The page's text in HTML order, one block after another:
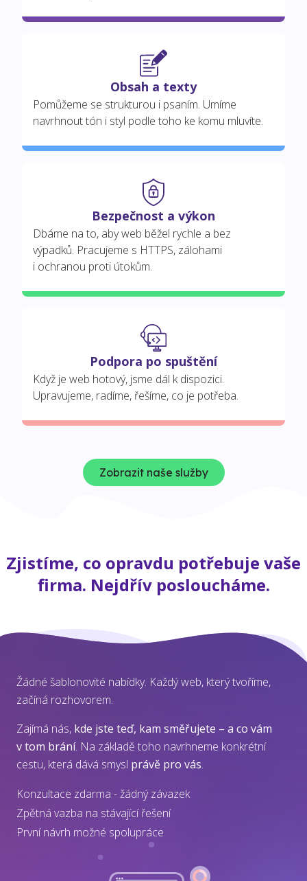
Obsah a texty
Pomůžeme se strukturou i psaním. Umíme
navrhnout tón i styl podle toho ke komu mluvíte.
Bezpečnost a výkon
Dbáme na to, aby web běžel rychle a bez
výpadků. Pracujeme s HTTPS, zálohami
i ochranou proti útokům.
Podpora po spuštění
Když je web hotový, jsme dál k dispozici.
Upravujeme, radíme, řešíme, co je potřeba.
Zobrazit naše služby
Zjistíme, co opravdu potřebuje vaše
firma. Nejdřív posloucháme.
Žádné šablonovité nabídky. Každý web, který tvoříme,
začíná rozhovorem.
Zajímá nás, kde jste teď, kam směřujete – a co vám
v tom brání. Na základě toho navrhneme konkrétní
cestu, která dává smysl právě pro vás.
Konzultace zdarma - žádný závazek
Zpětná vazba na stávající řešení
První návrh možné spolupráce